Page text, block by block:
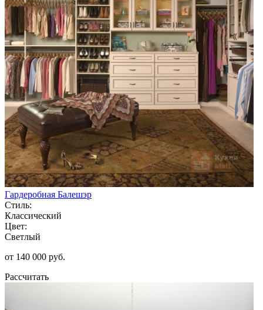
Гардеробная Балешэр
Стиль:
Классический
Цвет:
Светлый
от 140 000 руб.
Рассчитать